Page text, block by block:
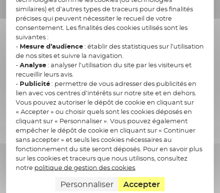
déployer non pas un Environnement
Numérique de Travail (ENT) mais unEspace
Numérique pour l’Éducation et la Jeunesse
(ENEJ). Cette véritable place de services
territoriale et évolutive est co-construite avec
les collectivités et conçue pour répondre aux
besoins des usagers : élèves, parents et
membres de la communauté éducative.
Ne manquez pas nos
conférences !
similaires) et d’autres types de traceurs pour des finalités
précises qui peuvent nécessiter le recueil de votre
consentement. Les finalités des cookies utilisés sont les
suivantes :
- Mesure d’audience: établir des statistiques sur l’utilisation
de nos sites et suivre la navigation.
- Analyse: analyser l’utilisation du site par les visiteurs et
recueillir leurs avis.
- Publicité: permettre de vous adresser des publicités en
lien avec vos centres d’intérêts sur notre site et en dehors.
Vous pouvez autoriser le dépôt de cookie en cliquant sur
« Accepter » ou choisir quels sont les cookies déposés en
cliquant sur « Personnaliser ». Vous pouvez également
empêcher le dépôt de cookie en cliquant sur « Continuer
sans accepter » et seuls les cookies nécessaires au
fonctionnement du site seront déposés. Pour en savoir plus
sur les cookies et traceurs que nous utilisons, consultez
notre politique de gestion des cookies
Personnaliser Accepter